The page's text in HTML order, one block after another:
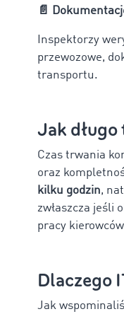
📄
Inspektorzy
przewozowe,
transportu.
Jak
Czas trwania
oraz
kilku godzin,
zwłaszcza jeśli
pracy
Dlaczego
Jak